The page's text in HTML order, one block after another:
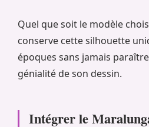
Quel que soit le modèle
conserve cette silhouette
époques sans jamais
génialité de son dessin.
Intégrer le